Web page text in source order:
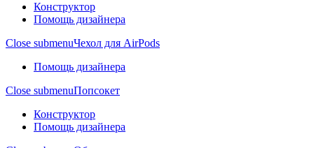
Конструктор
Помощь дизайнера
Close submenuЧехол для AirPods
Помощь дизайнера
Close submenuПопсокет
Конструктор
Помощь дизайнера